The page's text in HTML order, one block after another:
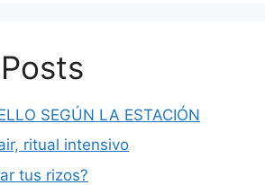
SEGÚN LA ESTACIÓN
ritual intensivo
tus rizos?